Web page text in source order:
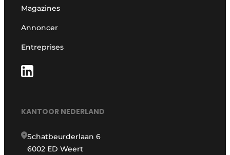
Magazines
Annoncer
Entreprises
KANTOOR NEDERLAND
Schatbeurderlaan 6
6002 ED Weert